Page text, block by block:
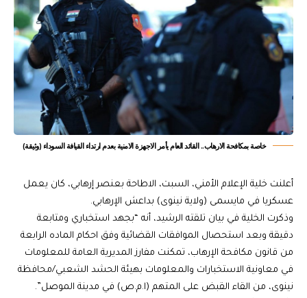
خاصة بمكافحة الارهاب.. القائد العام يأمر الاجهزة الامنية بعدم ارتداء القيافة السوداء (وثيقة)
أعلنت خلية الإعلام الأمني، السبت، الاطاحة بعنصر إرهابي، كان يعمل
عسكريا في مايسمى (ولاية نينوى) بداعش الإرهابي.
وذكرت الخلية في بيان تلقته الرشيد، أنه “بجهد استخباري ومتابعة
دقيقة وبعد استحصال الموافقات القضائية وفق احكام الماده الرابعة
من قانون مكافحة الإرهاب، تمكنت مفارز المديرية العامة للمعلومات
في معاونية الاستخبارات والمعلومات بهيئة الحشد الشعبي/محافظة
نينوى، من القاء القبض على المتهم (ا.م.ص) في مدينة الموصل”.